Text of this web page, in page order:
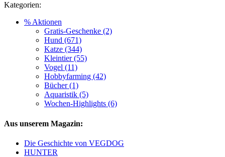
Kategorien:
% Aktionen
Gratis-Geschenke (2)
Hund (671)
Katze (344)
Kleintier (55)
Vogel (11)
Hobbyfarming (42)
Bücher (1)
Aquaristik (5)
Wochen-Highlights (6)
Aus unserem Magazin:
Die Geschichte von VEGDOG
HUNTER